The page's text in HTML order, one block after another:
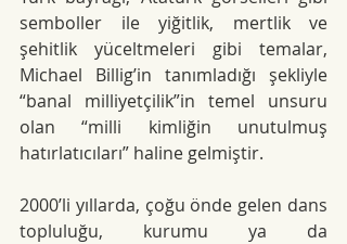
semboller ile yiğitlik, mertlik ve
şehitlik yüceltmeleri gibi temalar,
Michael Billig’in tanımladığı şekliyle
“banal milliyetçilik”in temel unsuru
olan “milli kimliğin unutulmuş
hatırlatıcıları” haline gelmiştir.
2000’li yıllarda, çoğu önde gelen dans
topluluğu, kurumu ya da